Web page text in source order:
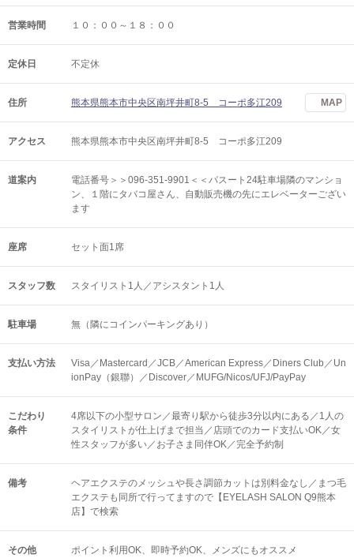
営業時間 １０：００～１８：００
定休日 不定休
住所 熊本県熊本市中央区南坪井町8-5 コーポ多江209 MAP
アクセス 熊本県熊本市中央区南坪井町8-5 コーポ多江209
道案内
電話番号＞＞096-351-9901＜＜パスート24駐車場隣のマンショ
ン、１階にタバコ屋さん、自動販売機の先にエレベーターござい
ます
座席 セット面1席
スタッフ数 スタイリスト1人／アシスタント1人
駐車場 無（隣にコインパーキングあり）
支払い方法
Visa／Mastercard／JCB／American Express／Diners Club／Un
ionPay（銀聯）／Discover／MUFG/Nicos/UFJ/PayPay
こだわり
条件
4席以下の小型サロン／最寄り駅から徒歩3分以内にある／1人の
スタイリストが仕上げまで担当／店頭でのカード支払いOK／女
性スタッフが多い／お子さま同伴OK／完全予約制
備考
ヘアエクステのメッシュや長さ調節カットは別料金なし／まつ毛
エクステも同所で行ってますので【EYELASH SALON Q9熊本
店】で検索
その他 ポイント利用OK 即時予約OK メンズにもオススメ